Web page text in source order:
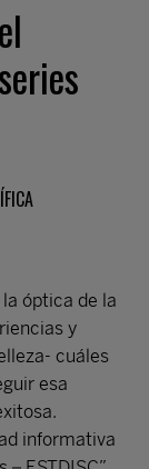
óptica de la
y
cuáles
esa
informativa